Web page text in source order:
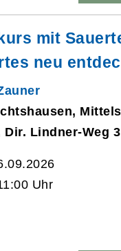
mit
neu
Lindner-Weg 3
Uhr